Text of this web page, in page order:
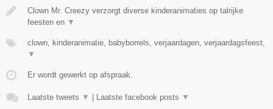
Clown Mr. Creezy verzorgt diverse kinderanimaties op talrijke
feesten en ▼
clown, kinderanimatie, babyborrels, verjaardagen, verjaardagsfeest,
▼
Er wordt gewerkt op afspraak.
Laatste tweets ▼ Laatste facebook posts ▼